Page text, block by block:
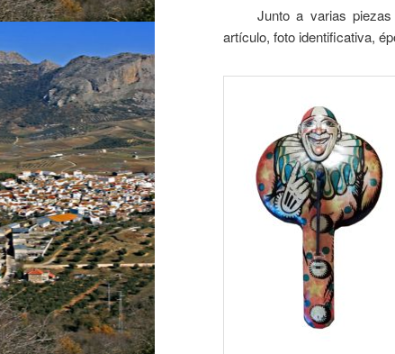
Junto a varias piezas
artículo, foto identificativa,